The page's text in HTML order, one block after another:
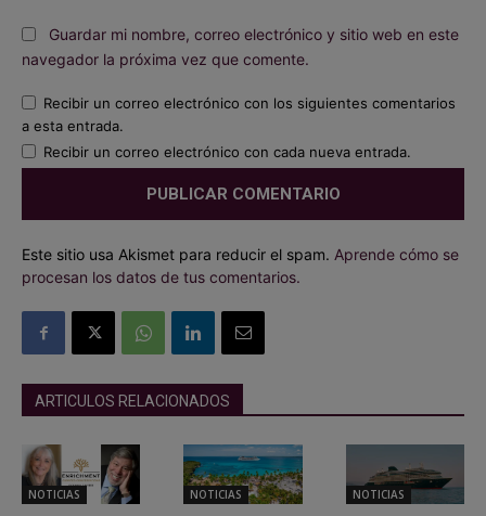
Guardar mi nombre, correo electrónico y sitio web en este
navegador la próxima vez que comente.
Recibir un correo electrónico con los siguientes comentarios
a esta entrada.
Recibir un correo electrónico con cada nueva entrada.
Este sitio usa Akismet para reducir el spam. Aprende cómo se
procesan los datos de tus comentarios.
ARTICULOS RELACIONADOS
NOTICIAS NOTICIAS NOTICIAS